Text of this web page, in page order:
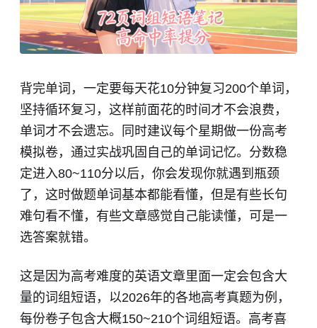
背完单词，一定要每天花10分钟复习200个单词，
坚持循环复习，这样前面花的时间才不会浪费，
单词才不会遗忘。同时建议每个星期做一份高考
模拟卷，通过实战巩固自己的单词记忆。分数稳
定进入80~110分以后，你会发现你就遇到瓶颈
了，这时做题单词基本都能看懂，但是有些长句
难句看不懂，有些文章感觉自己能读懂，可是一
选答案就错。
这是因为高考难度的英语文章里面一定会包含大
量的词组短语，以2026年的各地高考真题为例，
每份卷子包含大概150~210个词组短语。高考喜